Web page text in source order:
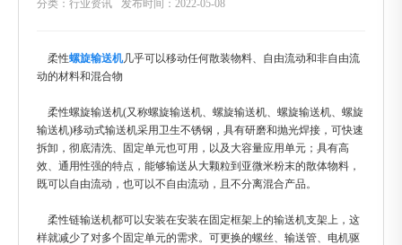
分类：行业资讯 发布时间：2022-05-08
柔性螺旋输送机几乎可以移动任何散装物料、自由流动和非自由流
动的材料和混合物
柔性螺旋输送机(又称螺旋输送机、螺旋输送机、螺旋输送机、螺旋
输送机)移动式输送机采用卫生不锈钢，具有研磨和抛光焊接，可快速
拆卸，彻底清洗、固定单元也可用，以及大容量应用单元；具有高
效、通用性强的特点，能够输送从大颗粒到亚微米粉末的散体物料，
既可以自由流动，也可以不自由流动，且不分离混合产品。
柔性链输送机都可以安装在安装在固定框架上的输送机支架上，这
样就减少了对多个固定单元的需求。可更换的螺丝、输送管、电机驱